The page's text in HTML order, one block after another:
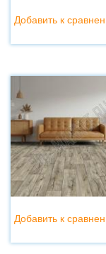
Добавить к
Добавить к